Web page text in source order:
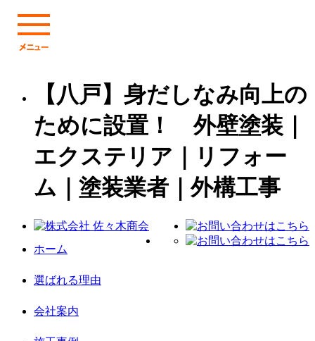
【八戸】身だしなみ向上の
ために設置！ 外壁塗装｜
エクステリア｜リフォー
ム｜塗装業者｜外構工事
ホーム
選ばれる理由
会社案内